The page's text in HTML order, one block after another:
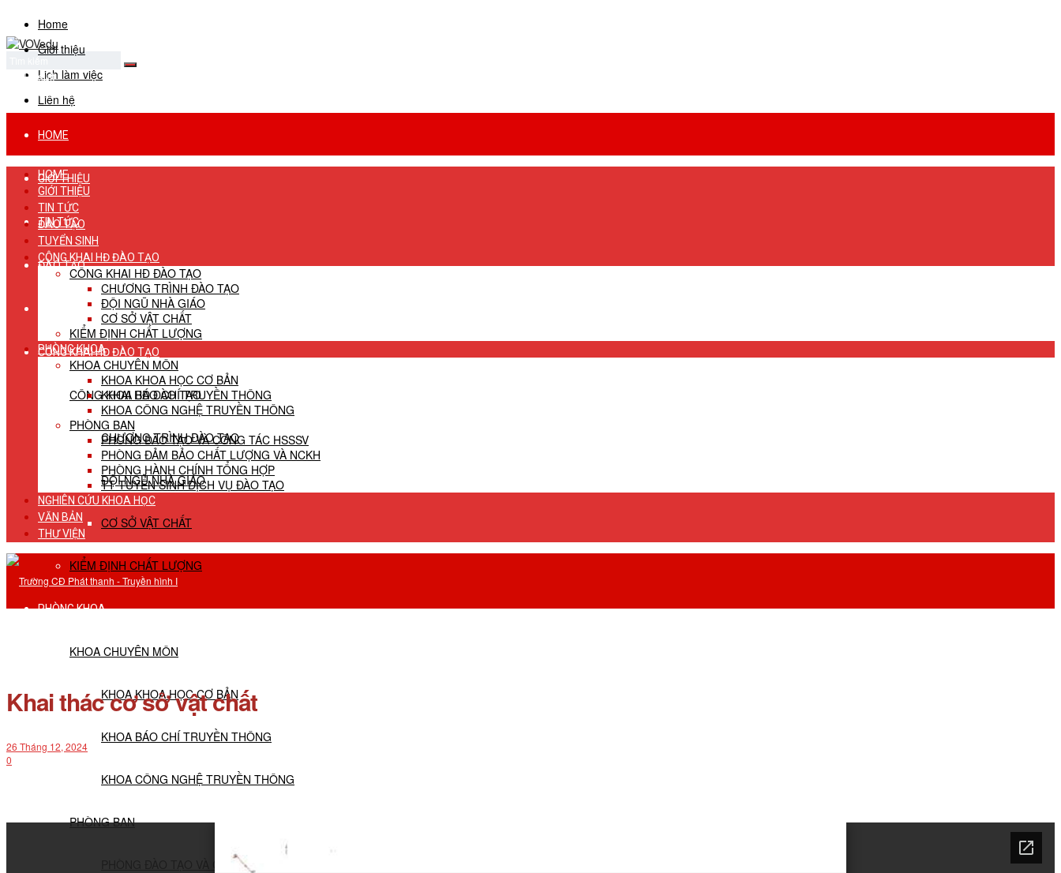
Home
Giới thiệu
Lịch làm việc
Liên hệ
No Result
View All Result
HOME
GIỚI THIỆU
TIN TỨC
ĐÀO TẠO
TUYỂN SINH
CÔNG KHAI HĐ ĐÀO TẠO
CÔNG KHAI HĐ ĐÀO TẠO
CHƯƠNG TRÌNH ĐÀO TẠO
ĐỘI NGŨ NHÀ GIÁO
CƠ SỞ VẬT CHẤT
KIỂM ĐỊNH CHẤT LƯỢNG
PHÒNG KHOA
KHOA CHUYÊN MÔN
KHOA KHOA HỌC CƠ BẢN
KHOA BÁO CHÍ TRUYỀN THÔNG
KHOA CÔNG NGHỆ TRUYỀN THÔNG
PHÒNG BAN
PHÒNG ĐÀO TẠO VÀ CÔNG TÁC HSSSV
HOME
GIỚI THIỆU
TIN TỨC
ĐÀO TẠO
TUYỂN SINH
CÔNG KHAI HĐ ĐÀO TẠO
CÔNG KHAI HĐ ĐÀO TẠO
CHƯƠNG TRÌNH ĐÀO TẠO
ĐỘI NGŨ NHÀ GIÁO
CƠ SỞ VẬT CHẤT
KIỂM ĐỊNH CHẤT LƯỢNG
PHÒNG KHOA
KHOA CHUYÊN MÔN
KHOA KHOA HỌC CƠ BẢN
KHOA BÁO CHÍ TRUYỀN THÔNG
KHOA CÔNG NGHỆ TRUYỀN THÔNG
PHÒNG BAN
PHÒNG ĐÀO TẠO VÀ CÔNG TÁC HSSSV
PHÒNG ĐẢM BẢO CHẤT LƯỢNG VÀ NCKH
PHÒNG HÀNH CHÍNH TỔNG HỢP
TT TUYỂN SINH DỊCH VỤ ĐÀO TẠO
NGHIÊN CỨU KHOA HỌC
VĂN BẢN
THƯ VIỆN
Khai thác cơ sở vật chất
26 Tháng 12, 2024
0